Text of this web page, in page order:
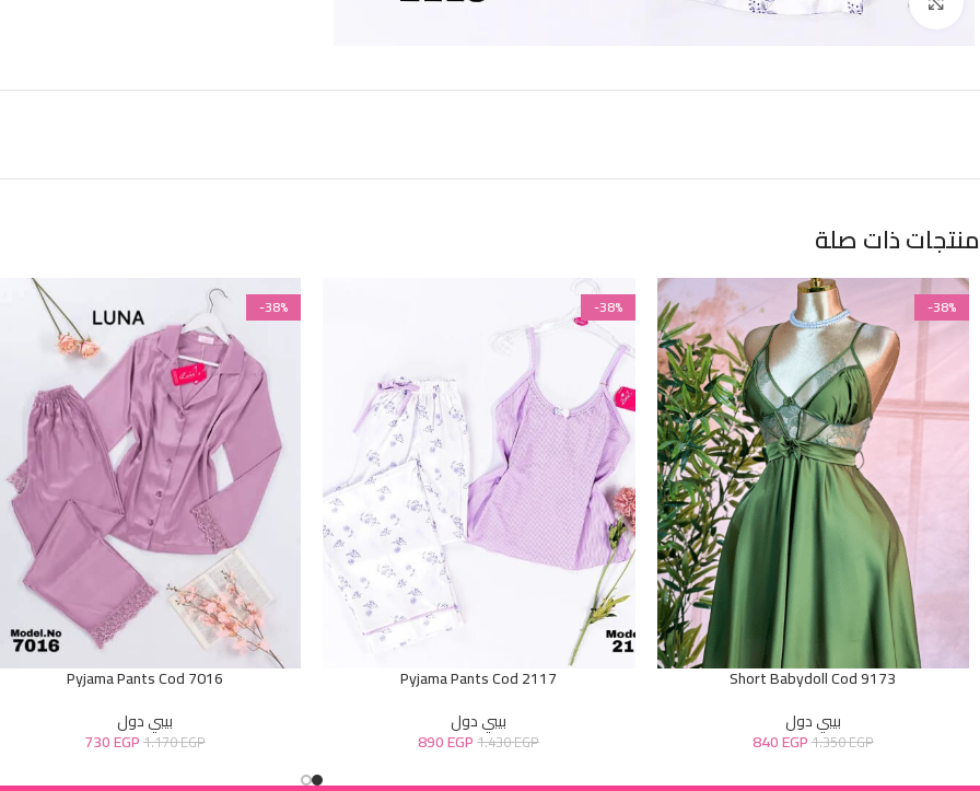
منتجات ذات صلة
-38%
Short Babydoll Cod 9173
بيبي دول
1.350EGP
840EGP
-38%
Pyjama Pants Cod 2117
بيبي دول
1.430EGP
890EGP
-38%
Pyjama Pants Cod 7016
بيبي دول
1.170EGP
730EGP